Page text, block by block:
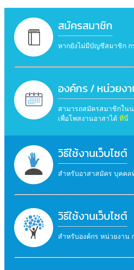
สมัครสมาชิก
หากยังไม่มีบัญชีสมาชิก
องค์กร / หน่วยง
สามารถสมัครสมาชิกใน
เพื่อโพสงานอาสาได้ ที่นี่
วิธีใช้งานเว็บไซต์
สำหรับอาสาสมัคร บุคคล
วิธีใช้งานเว็บไซต์
สำหรับองค์กร หน่วยงาน